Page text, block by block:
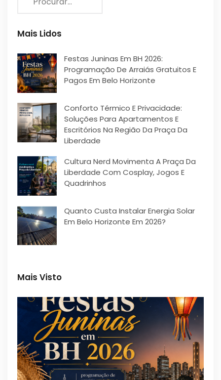
Mais Lidos
Festas Juninas Em BH 2026:
Programação De Arraiás Gratuitos E
Pagos Em Belo Horizonte
Conforto Térmico E Privacidade:
Soluções Para Apartamentos E
Escritórios Na Região Da Praça Da
Liberdade
Cultura Nerd Movimenta A Praça Da
Liberdade Com Cosplay, Jogos E
Quadrinhos
Quanto Custa Instalar Energia Solar
Em Belo Horizonte Em 2026?
Mais Visto